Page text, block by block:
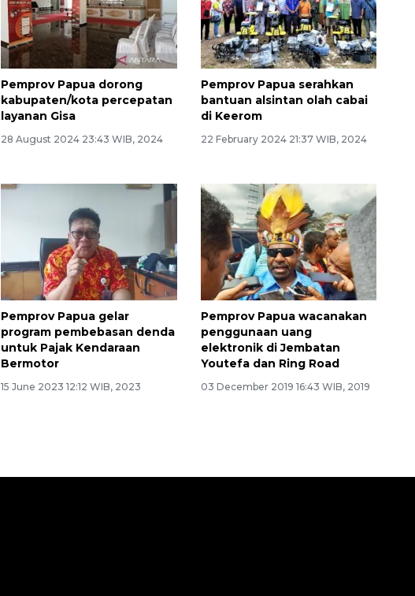
Pemprov Papua dorong
kabupaten/kota percepatan
layanan Gisa
28 August 2024 23:43 WIB, 2024
Pemprov Papua serahkan
bantuan alsintan olah cabai
di Keerom
22 February 2024 21:37 WIB, 2024
Pemprov Papua gelar
program pembebasan denda
untuk Pajak Kendaraan
Bermotor
15 June 2023 12:12 WIB, 2023
Pemprov Papua wacanakan
penggunaan uang
elektronik di Jembatan
Youtefa dan Ring Road
03 December 2019 16:43 WIB, 2019